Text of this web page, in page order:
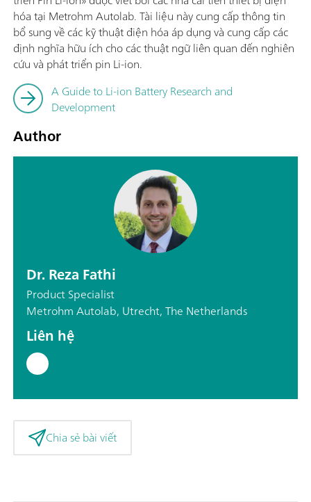
hóa tại Metrohm Autolab. Tài liệu này cung cấp thông tin
bổ sung về các kỹ thuật điện hóa áp dụng và cung cấp các
định nghĩa hữu ích cho các thuật ngữ liên quan đến nghiên
cứu và phát triển pin Li-ion.
A Guide to Li-ion Battery Research and
Development
Author
Dr. Reza Fathi
Product Specialist
Metrohm Autolab, Utrecht, The Netherlands
Liên hệ
Chia sẻ bài viết